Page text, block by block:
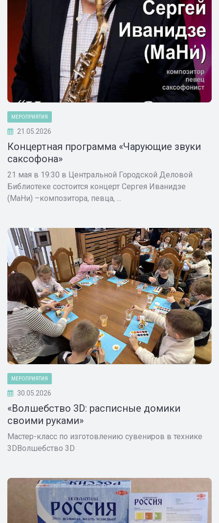
МЕРОПРИЯТИЯ
21.05.2026
Концертная программа «Чарующие звуки
саксофона»
21 мая в 19:30 в Центральной Городской Деловой
Библиотеке состоится концерт Сергея Иванидзе
(МаНи) –композитора, певца, ...
МЕРОПРИЯТИЯ
30.05.2026
«Волшебство 3D: расписные домики
своими руками»
Мастер-класс по изготовлению сувениров в технике
3DВолшебство 3D